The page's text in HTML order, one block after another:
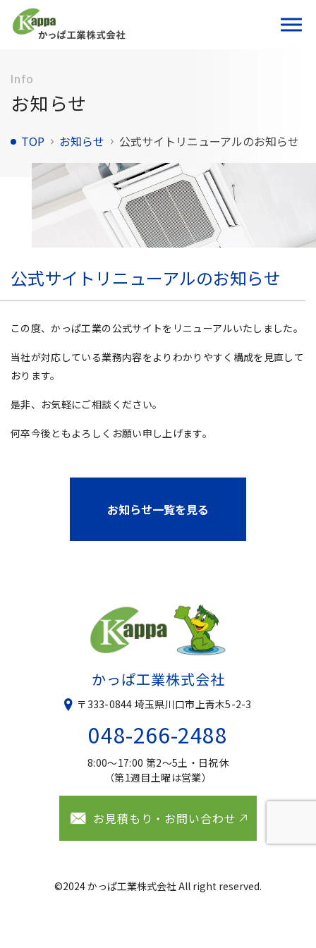
Info
お知らせ
TOP お知らせ 公式サイトリニューアルのお知らせ
公式サイトリニューアルのお知らせ
この度、かっぱ工業の公式サイトをリニューアルいたしました。
当社が対応している業務内容をよりわかりやすく構成を見直して
おります。
是非、お気軽にご相談ください。
何卒今後ともよろしくお願い申し上げます。
お知らせ一覧を見る
かっぱ工業株式会社
〒333-0844 埼玉県川口市上青木5-2-3
048-266-2488
8:00〜17:00 第2〜5土・日祝休
（第1週目土曜は営業）
お見積もり・お問い合わせ
©2024 かっぱ工業株式会社 All right reserved.